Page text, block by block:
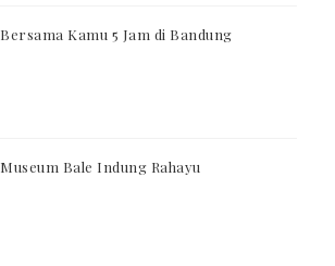
Bersama Kamu 5 Jam di Bandung
Museum Bale Indung Rahayu